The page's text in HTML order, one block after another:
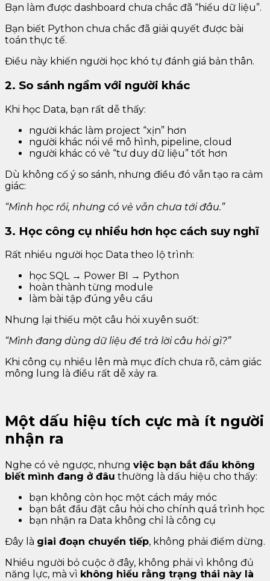
Bạn làm được dashboard chưa chắc đã “hiểu dữ liệu”.
Bạn biết Python chưa chắc đã giải quyết được bài
toán thực tế.
Điều này khiến người học khó tự đánh giá bản thân.
2. So sánh ngầm với người khác
Khi học Data, bạn rất dễ thấy:
người khác làm project “xịn” hơn
người khác nói về mô hình, pipeline, cloud
người khác có vẻ “tư duy dữ liệu” tốt hơn
Dù không cố ý so sánh, nhưng điều đó vẫn tạo ra cảm
giác:
“Mình học rồi, nhưng có vẻ vẫn chưa tới đâu.”
3. Học công cụ nhiều hơn học cách suy nghĩ
Rất nhiều người học Data theo lộ trình:
học SQL → Power BI → Python
hoàn thành từng module
làm bài tập đúng yêu cầu
Nhưng lại thiếu một câu hỏi xuyên suốt:
“Mình đang dùng dữ liệu để trả lời câu hỏi gì?”
Khi công cụ nhiều lên mà mục đích chưa rõ, cảm giác
mông lung là điều rất dễ xảy ra.
Một dấu hiệu tích cực mà ít người
nhận ra
Nghe có vẻ ngược, nhưng việc bạn bắt đầu không
biết mình đang ở đâu thường là dấu hiệu cho thấy:
bạn không còn học một cách máy móc
bạn bắt đầu đặt câu hỏi cho chính quá trình học
bạn nhận ra Data không chỉ là công cụ
Đây là giai đoạn chuyển tiếp, không phải điểm dừng.
Nhiều người bỏ cuộc ở đây, không phải vì không đủ
năng lực, mà vì không hiểu rằng trạng thái này là